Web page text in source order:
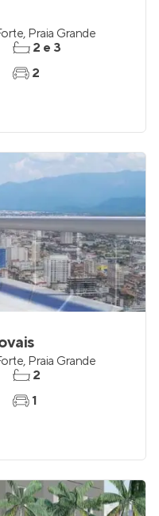
, Praia Grande
2 e 3
2
, Praia Grande
2
1